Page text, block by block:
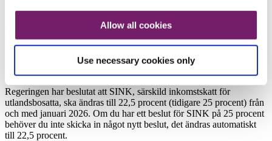
Allow all cookies
Use necessary cookies only
har bestämt utformningen av. PRI Pensions- och stiftelsetjänst har
uppdraget att administrera den.
SINK-beslut 2026
Regeringen har beslutat att SINK, särskild inkomstskatt för
utlandsbosatta, ska ändras till 22,5 procent (tidigare 25 procent) från
och med januari 2026. Om du har ett beslut för SINK på 25 procent
behöver du inte skicka in något nytt beslut, det ändras automatiskt
till 22,5 procent.